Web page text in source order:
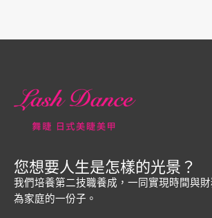
您想要人生是怎樣的光景？
我們培養第二技職養成，一同實現時間與
為家庭的一份子。